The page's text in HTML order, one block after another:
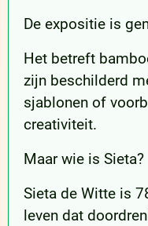
De expositie is
Het betreft
zijn beschilderd
sjablonen of
creativiteit.
Maar wie is Sieta?
Sieta de Witte is
leven dat